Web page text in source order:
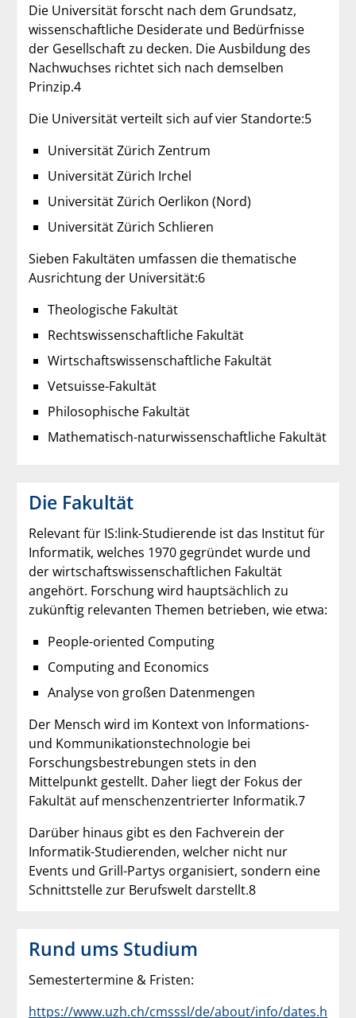
Die Universität forscht nach dem Grundsatz,
wissenschaftliche Desiderate und Bedürfnisse
der Gesellschaft zu decken. Die Ausbildung des
Nachwuchses richtet sich nach demselben
Prinzip.4
Die Universität verteilt sich auf vier Standorte:5
Universität Zürich Zentrum
Universität Zürich Irchel
Universität Zürich Oerlikon (Nord)
Universität Zürich Schlieren
Sieben Fakultäten umfassen die thematische
Ausrichtung der Universität:6
Theologische Fakultät
Rechtswissenschaftliche Fakultät
Wirtschaftswissenschaftliche Fakultät
Vetsuisse-Fakultät
Philosophische Fakultät
Mathematisch-naturwissenschaftliche Fakultät
Die Fakultät
Relevant für IS:link-Studierende ist das Institut für
Informatik, welches 1970 gegründet wurde und
der wirtschaftswissenschaftlichen Fakultät
angehört. Forschung wird hauptsächlich zu
zukünftig relevanten Themen betrieben, wie etwa:
People-oriented Computing
Computing and Economics
Analyse von großen Datenmengen
Der Mensch wird im Kontext von Informations-
und Kommunikationstechnologie bei
Forschungsbestrebungen stets in den
Mittelpunkt gestellt. Daher liegt der Fokus der
Fakultät auf menschenzentrierter Informatik.7
Darüber hinaus gibt es den Fachverein der
Informatik-Studierenden, welcher nicht nur
Events und Grill-Partys organisiert, sondern eine
Schnittstelle zur Berufswelt darstellt.8
Rund ums Studium
Semestertermine & Fristen:
https://www.uzh.ch/cmsssl/de/about/info/dates.h